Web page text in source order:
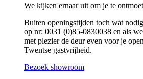
We kijken ernaar uit om je te
Buiten openingstijden toch wat
op nr: 0031 (0)85-0830038 en als
met plezier de deur even voor je
Twentse gastvrijheid.
Bezoek showroom